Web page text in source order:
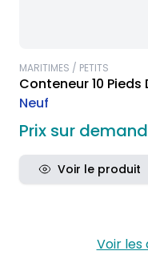
MARITIMES / PETITS
Conteneur 10 Pieds
Neuf
Prix sur
Voir le produit
Voir